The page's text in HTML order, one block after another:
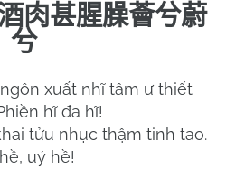
肉甚腥臊薈兮蔚
兮
xuất nhĩ tâm ư thiết
hĩ đa hĩ!
tửu nhục thậm tinh tao.
uý hề!